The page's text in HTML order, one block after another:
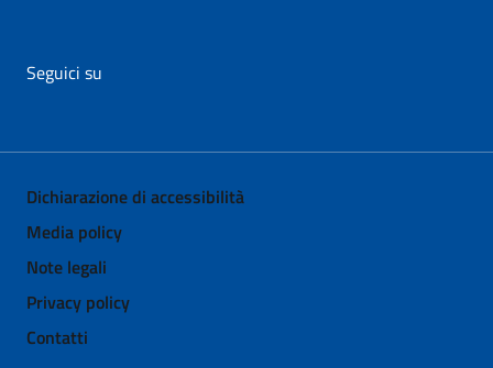
Seguici su
Dichiarazione di accessibilità
Media policy
Note legali
Privacy policy
Contatti